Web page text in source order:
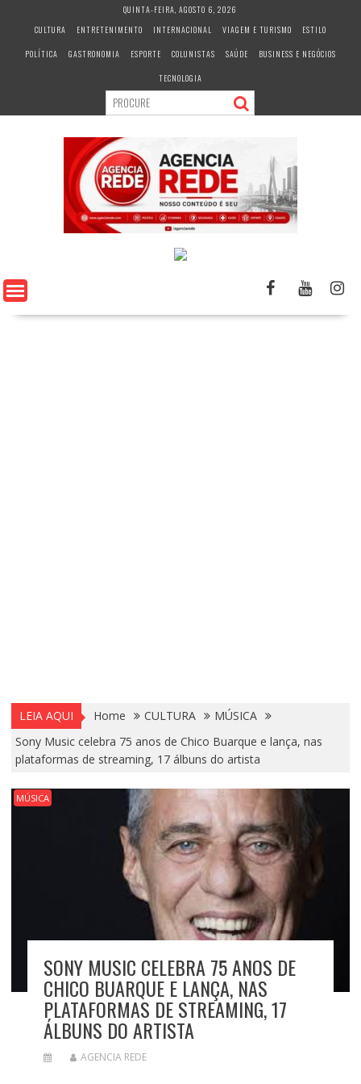
c
QUINTA-FEIRA, AGOSTO 6, 2026
CULTURA
ENTRETENIMENTO INTERNACIONAL VIAGEM E TURISMO
ESTILO
POLÍTICA
GASTRONOMIA ESPORTE COLUNISTAS SAÚDE
BUSINESS E NEGÓCIOS
TECNOLOGIA
LEIA AQUI Home CULTURA
MÚSICA
Sony Music celebra 75 anos de Chico Buarque e lança, nas
plataformas de streaming, 17 álbuns do artista
MÚSICA
SONY MUSIC CELEBRA 75 ANOS DE
CHICO BUARQUE E LANÇA, NAS
PLATAFORMAS DE STREAMING, 17
ÁLBUNS DO ARTISTA
AGENCIA REDE